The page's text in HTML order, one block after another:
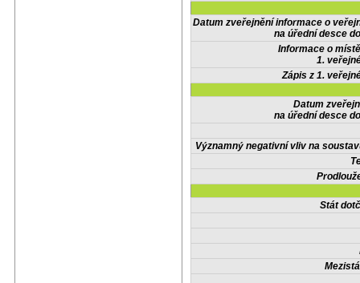
Datum zveřejnění informace o
na úřední desce
Informace o
1.
Zápis z 1.
Datum
na úřední desce
Významný negativní vliv na
Stát